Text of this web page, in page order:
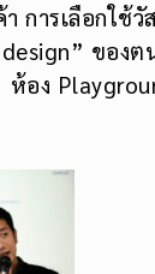
ารเลือกใช้วั
ของ
อง